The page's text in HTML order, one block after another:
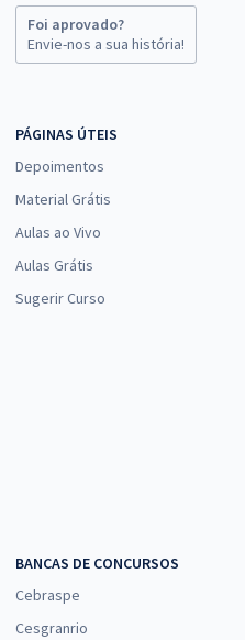
Foi aprovado?
Envie-nos a sua história!
PÁGINAS ÚTEIS
Depoimentos
Material Grátis
Aulas ao Vivo
Aulas Grátis
Sugerir Curso
BANCAS DE CONCURSOS
Cebraspe
Cesgranrio